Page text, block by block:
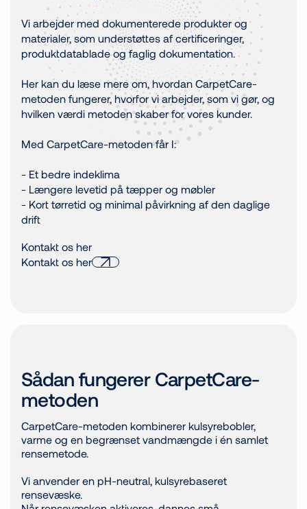
Vi arbejder med dokumenterede produkter og
materialer, som understøttes af certificeringer,
produktdatablade og faglig dokumentation.
Her kan du læse mere om, hvordan CarpetCare-
metoden fungerer, hvorfor vi arbejder, som vi gør, og
hvilken værdi metoden skaber for vores kunder.
Med CarpetCare-metoden får I:
- Et bedre indeklima
- Længere levetid på tæpper og møbler
- Kort tørretid og minimal påvirkning af den daglige
drift
Kontakt os her
Kontakt os her
Sådan fungerer CarpetCare-
metoden
CarpetCare-metoden kombinerer kulsyrebobler,
varme og en begrænset vandmængde i én samlet
rensemetode.
Vi anvender en pH-neutral, kulsyrebaseret
rensevæske.